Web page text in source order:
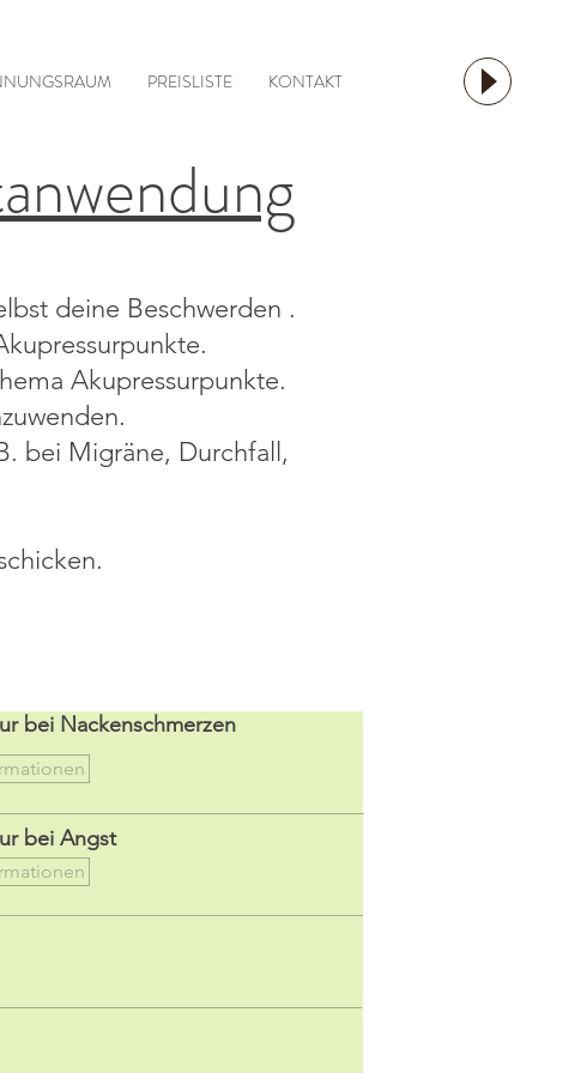
PREISLISTE KONTAKT
deine Beschwerden .
Akupressurpunkte.
bei Migräne, Durchfall,
bei Nackenschmerzen
bei Angst